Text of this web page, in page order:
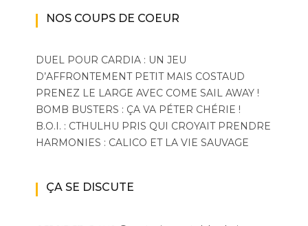
NOS COUPS DE COEUR
DUEL POUR CARDIA : UN JEU
D’AFFRONTEMENT PETIT MAIS COSTAUD
PRENEZ LE LARGE AVEC COME SAIL AWAY !
BOMB BUSTERS : ÇA VA PÉTER CHÉRIE !
B.O.I. : CTHULHU PRIS QUI CROYAIT PRENDRE
HARMONIES : CALICO ET LA VIE SAUVAGE
ÇA SE DISCUTE